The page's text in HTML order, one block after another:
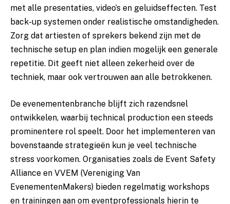
met alle presentaties, video’s en geluidseffecten. Test
back-up systemen onder realistische omstandigheden.
Zorg dat artiesten of sprekers bekend zijn met de
technische setup en plan indien mogelijk een generale
repetitie. Dit geeft niet alleen zekerheid over de
techniek, maar ook vertrouwen aan alle betrokkenen.
De evenementenbranche blijft zich razendsnel
ontwikkelen, waarbij technical production een steeds
prominentere rol speelt. Door het implementeren van
bovenstaande strategieën kun je veel technische
stress voorkomen. Organisaties zoals de Event Safety
Alliance en VVEM (Vereniging Van
EvenementenMakers) bieden regelmatig workshops
en trainingen aan om eventprofessionals hierin te